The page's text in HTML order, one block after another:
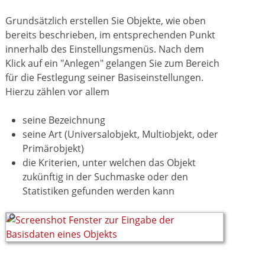
Grundsätzlich erstellen Sie Objekte, wie oben
bereits beschrieben, im entsprechenden Punkt
innerhalb des Einstellungsmenüs. Nach dem
Klick auf ein "Anlegen" gelangen Sie zum Bereich
für die Festlegung seiner Basiseinstellungen.
Hierzu zählen vor allem
seine Bezeichnung
seine Art (Universalobjekt, Multiobjekt, oder
Primärobjekt)
die Kriterien, unter welchen das Objekt
zukünftig in der Suchmaske oder den
Statistiken gefunden werden kann